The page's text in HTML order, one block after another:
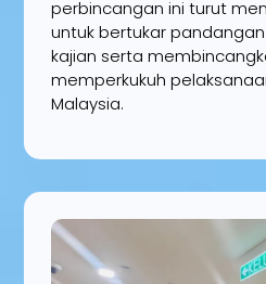
perbincangan ini turut
untuk bertukar
kajian serta
memperkukuh
Malaysia.